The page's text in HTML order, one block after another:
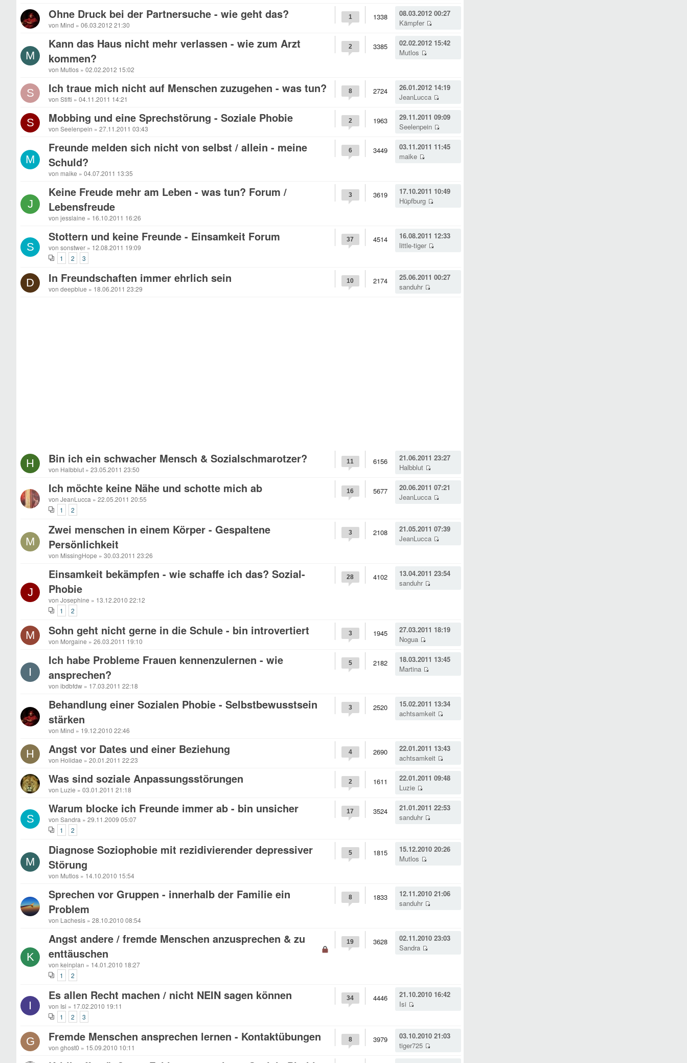
Ohne Druck bei der Partnersuche - wie geht das?
von Mind » 06.03.2012 21:30
08.03.2012 00:27
Kämpfer
1338
1
M
Kann das Haus nicht mehr verlassen - wie zum Arzt
kommen?
von Mutlos » 02.02.2012 15:02
02.02.2012 15:42
Mutlos
3385
2
S Ich traue mich nicht auf Menschen zuzugehen - was tun?
von Stifti » 04.11.2011 14:21
26.01.2012 14:19
JeanLucca
2724
8
S Mobbing und eine Sprechstörung - Soziale Phobie
von Seelenpein » 27.11.2011 03:43
29.11.2011 09:09
Seelenpein
1963
2
M
Freunde melden sich nicht von selbst / allein - meine
Schuld?
von maike » 04.07.2011 13:35
03.11.2011 11:45
maike
3449
6
J
Keine Freude mehr am Leben - was tun? Forum /
Lebensfreude
von jesslaine » 16.10.2011 16:26
17.10.2011 10:49
Hüpfburg
3619
3
S
Stottern und keine Freunde - Einsamkeit Forum
von sonstwer » 12.08.2011 19:09
1
2 3
16.08.2011 12:33
little-tiger
4514
37
D In Freundschaften immer ehrlich sein
von deepblue » 18.06.2011 23:29
25.06.2011 00:27
sanduhr
2174
10
H Bin ich ein schwacher Mensch & Sozialschmarotzer?
von Halbblut » 23.05.2011 23:50
21.06.2011 23:27
Halbblut
6156
11
Ich möchte keine Nähe und schotte mich ab
von JeanLucca » 22.05.2011 20:55
1
2
20.06.2011 07:21
JeanLucca
5677
16
M
Zwei menschen in einem Körper - Gespaltene
Persönlichkeit
von MissingHope » 30.03.2011 23:26
21.05.2011 07:39
JeanLucca
2108
3
J
Einsamkeit bekämpfen - wie schaffe ich das? Sozial-
Phobie
von Josephine » 13.12.2010 22:12
1
2
13.04.2011 23:54
sanduhr
4102
28
M Sohn geht nicht gerne in die Schule - bin introvertiert
von Morgaine » 26.03.2011 19:10
27.03.2011 18:19
Nogua
1945
3
I
Ich habe Probleme Frauen kennenzulernen - wie
ansprechen?
von ibdbfdw » 17.03.2011 22:18
18.03.2011 13:45
Martina
2182
5
Behandlung einer Sozialen Phobie - Selbstbewusstsein
stärken
von Mind » 19.12.2010 22:46
15.02.2011 13:34
achtsamkeit
2520
3
H Angst vor Dates und einer Beziehung
von Holidae » 20.01.2011 22:23
22.01.2011 13:43
achtsamkeit
2690
4
Was sind soziale Anpassungsstörungen
von Luzie » 03.01.2011 21:18
22.01.2011 09:48
Luzie
1611
2
S
Warum blocke ich Freunde immer ab - bin unsicher
von Sandra » 29.11.2009 05:07
1
2
21.01.2011 22:53
sanduhr
3524
17
M
Diagnose Soziophobie mit rezidivierender depressiver
Störung
von Mutlos » 14.10.2010 15:54
15.12.2010 20:26
Mutlos
1815
5
Sprechen vor Gruppen - innerhalb der Familie ein
Problem
von Lachesis » 28.10.2010 08:54
12.11.2010 21:06
sanduhr
1833
8
K
Angst andere / fremde Menschen anzusprechen & zu
enttäuschen
von keinplan » 14.01.2010 18:27
1
2
02.11.2010 23:03
Sandra
3628
19
I
Es allen Recht machen / nicht NEIN sagen können
von Isi » 17.02.2010 19:11
1
2 3
21.10.2010 16:42
Isi
4446
34
G Fremde Menschen ansprechen lernen - Kontaktübungen
von ghost0 » 15.09.2010 10:11
03.10.2010 21:03
tiger725
3979
8